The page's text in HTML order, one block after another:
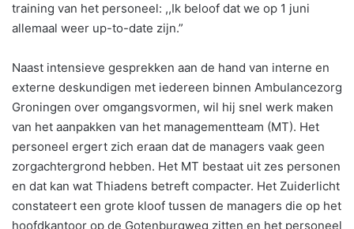
training van het personeel: ,,Ik beloof dat we op 1 juni
allemaal weer up-to-date zijn.”
Naast intensieve gesprekken aan de hand van interne en
externe deskundigen met iedereen binnen Ambulancezorg
Groningen over omgangsvormen, wil hij snel werk maken
van het aanpakken van het managementteam (MT). Het
personeel ergert zich eraan dat de managers vaak geen
zorgachtergrond hebben. Het MT bestaat uit zes personen
en dat kan wat Thiadens betreft compacter. Het Zuiderlicht
constateert een grote kloof tussen de managers die op het
hoofdkantoor op de Gotenburgweg zitten en het personeel